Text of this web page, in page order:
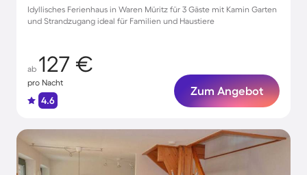
Idyllisches Ferienhaus in Waren Müritz für 3 Gäste mit Kamin Garten
und Strandzugang ideal für Familien und Haustiere
ab 127 €
pro Nacht
4.6
Zum Angebot